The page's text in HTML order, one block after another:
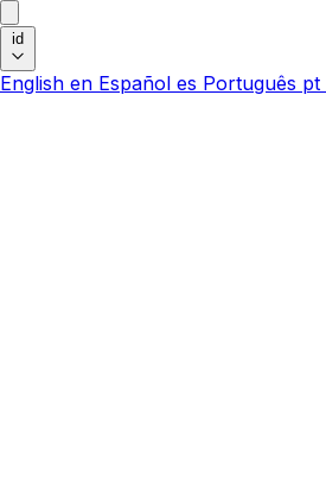
id
English en Español es Português pt